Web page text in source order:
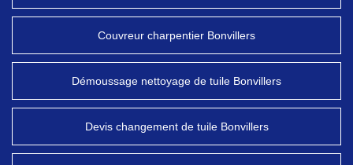
Couvreur charpentier Bonvillers
Démoussage nettoyage de tuile Bonvillers
Devis changement de tuile Bonvillers